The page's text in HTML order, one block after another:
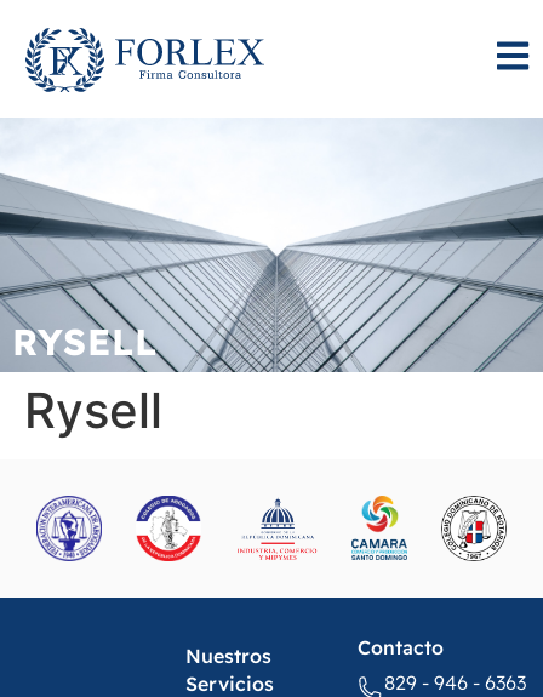
RYSELL
Rysell
Nuestros
Servicios
Contacto
829 - 946 - 6363